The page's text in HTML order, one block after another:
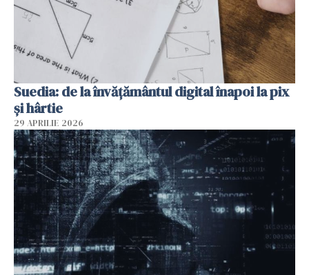
Suedia: de la învățământul digital înapoi la pix
și hârtie
29 APRILIE 2026